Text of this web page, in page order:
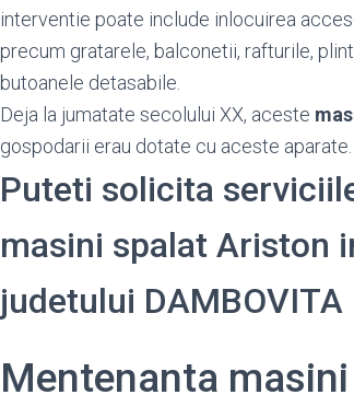
interventie poate include inlocuirea
precum gratarele, balconetii, rafturile,
butoanele detasabile.
Deja la jumatate secolului XX, aceste
gospodarii erau dotate cu aceste aparate.
Puteti solicita
masini spalat Ariston
judetului DAMBOVITA
Mentenanta